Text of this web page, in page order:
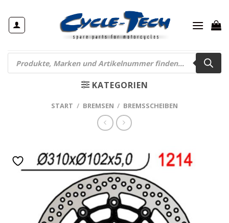
Inhalt
springen
Products
search
KATEGORIEN
START / BREMSEN / BREMSSCHEIBEN